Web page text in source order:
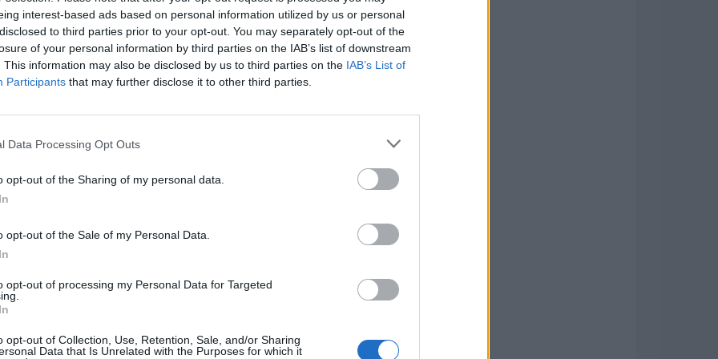
interest-based ads based on personal information utilized by us or personal
to third parties prior to your opt-out. You may separately opt-out of the
of your personal information by third parties on the IAB’s list of downstream
This information may also be disclosed by us to third parties on the IAB’s List of
Participants that may further disclose it to other third parties.
Data Processing Opt Outs
opt-out of the Sharing of my personal data.
opt-out of the Sale of my Personal Data.
opt-out of processing my Personal Data for Targeted
opt-out of Collection, Use, Retention, Sale, and/or Sharing
Data that Is Unrelated with the Purposes for which it
рекорд
Меѓународната вселенска станица во
лунарната гравитација, која е околу една
производство траеше околу две недели.
слетаа во Тихиот Океан покрај западниот